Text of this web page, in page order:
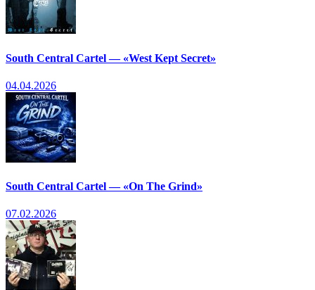
South Central Cartel — «West Kept Secret»
04.04.2026
South Central Cartel — «On The Grind»
07.02.2026